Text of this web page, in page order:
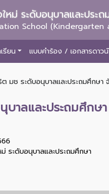
หม่ ระดับอนุบาลและประ
School (Kindergarten
รียน แบบคำร้อง / เอกสารดาว
ต มช ระดับอนุบาลและประถมศึกษ
บาลและประถมศึ
ระดับอนุบาลและประถมศึกษา